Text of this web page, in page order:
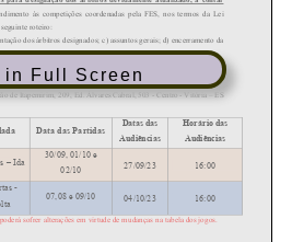
in Full Screen